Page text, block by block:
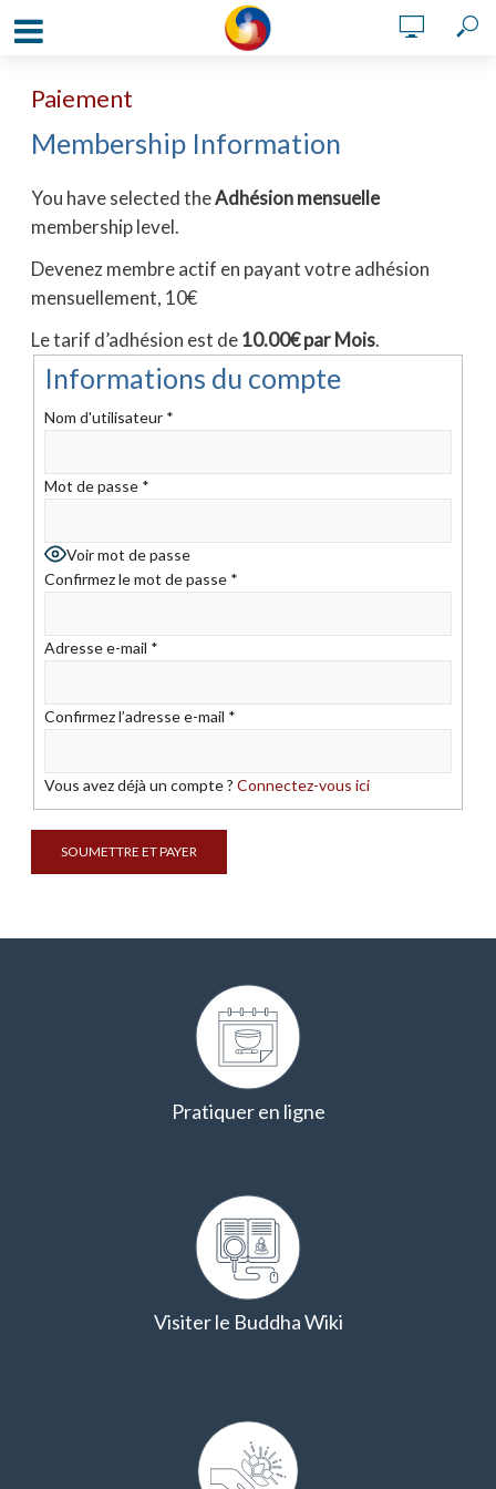
Paiement
Membership Information
You have selected theAdhésion mensuelle
membership level.
Devenez membre actif en payant votre adhésion
mensuellement, 10€
Le tarif d’adhésion est de10.00€ par Mois.
Informations du compte
Nom d'utilisateur *
Mot de passe *
Voir mot de passe
Confirmez le mot de passe *
Adresse e-mail *
Confirmez l’adresse e-mail *
Vous avez déjà un compte ?Connectez-vous ici
Pratiquer en ligne
Visiter le Buddha Wiki